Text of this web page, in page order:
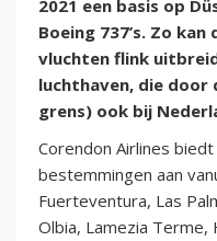
2021 een basis op
Boeing 737’s. Zo
vluchten flink
luchthaven, die door
grens) ook bij
Corendon Airlines
bestemmingen aan
Fuerteventura, Las
Olbia, Lamezia Terme,